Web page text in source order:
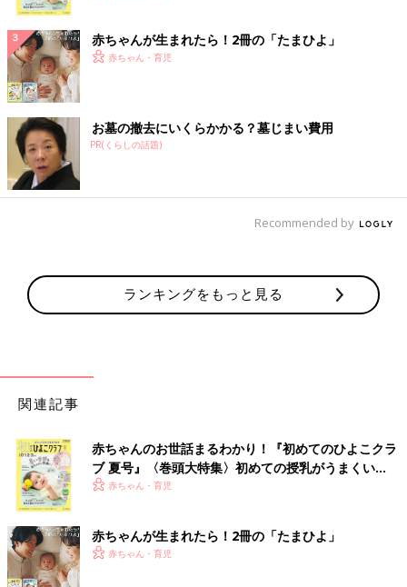
【しまむら】990円とかなりのお買い得！白でもこ
の値段であれば気軽に買える
出典：Instagramアカウント「_1990mii_」
おみぃさんは、しまむらにてこちらのシューズを購入。ほどよい
赤ちゃんが生まれたら！2冊の「たまひよ」
赤ちゃん・育児
お墓の撤去にいくらかかる？墓じまい費用
PR(くらしの話題)
Recommended by
ランキングをもっと見る
関連記事
赤ちゃんのお世話まるわかり！『初めてのひよこクラ
ブ 夏号』〈巻頭大特集〉初めての授乳がうまくい
く！ おっぱい・ミルクの基本と夏のトラブル 解決テ
赤ちゃん・育児
赤ちゃんが生まれたら！2冊の「たまひよ」
赤ちゃん・育児